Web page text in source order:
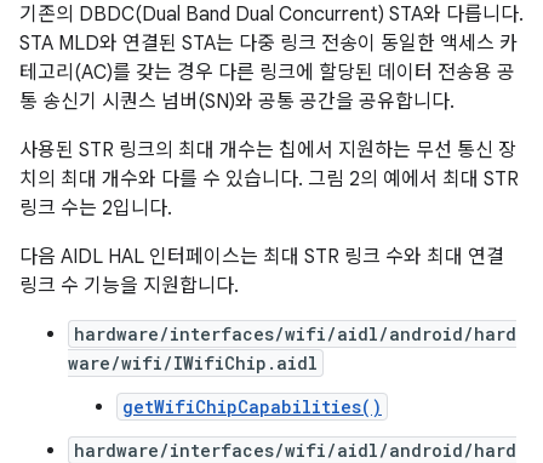
기존의 DBDC(Dual Band Dual Concurrent) STA와 다릅니다.
STA MLD와 연결된 STA는 다중 링크 전송이 동일한 액세스 카
테고리(AC)를 갖는 경우 다른 링크에 할당된 데이터 전송용 공
통 송신기 시퀀스 넘버(SN)와 공통 공간을 공유합니다.
사용된 STR 링크의 최대 개수는 칩에서 지원하는 무선 통신 장
치의 최대 개수와 다를 수 있습니다. 그림 2의 예에서 최대 STR
링크 수는 2입니다.
다음 AIDL HAL 인터페이스는 최대 STR 링크 수와 최대 연결
링크 수 기능을 지원합니다.
hardware/interfaces/wifi/aidl/android/hard
ware/wifi/IWifiChip.aidl
getWifiChipCapabilities()
hardware/interfaces/wifi/aidl/android/hard